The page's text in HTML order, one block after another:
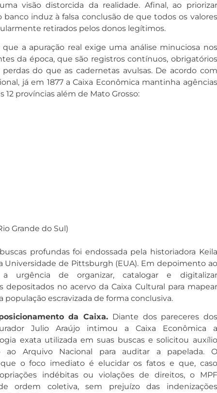
visão distorcida da realidade. Afinal, ao priorizar
banco induz à falsa conclusão de que todos os valores
retirados pelos donos legítimos.
a apuração real exige uma análise minuciosa nos
da época, que são registros contínuos, obrigatórios
do que as cadernetas avulsas. De acordo com
já em 1877 a Caixa Econômica mantinha agências
12 províncias além de Mato Grosso:
Grande do Sul)
profundas foi endossada pela historiadora Keila
Universidade de Pittsburgh (EUA). Em depoimento ao
urgência de organizar, catalogar e digitalizar
depositados no acervo da Caixa Cultural para mapear
população escravizada de forma conclusiva.
da Caixa. Diante dos pareceres dos
Julio Araújo intimou a Caixa Econômica a
exata utilizada em suas buscas e solicitou auxílio
ao Arquivo Nacional para auditar a papelada. O
o foco imediato é elucidar os fatos e que, caso
indébitas ou violações de direitos, o MPF
ordem coletiva, sem prejuízo das indenizações